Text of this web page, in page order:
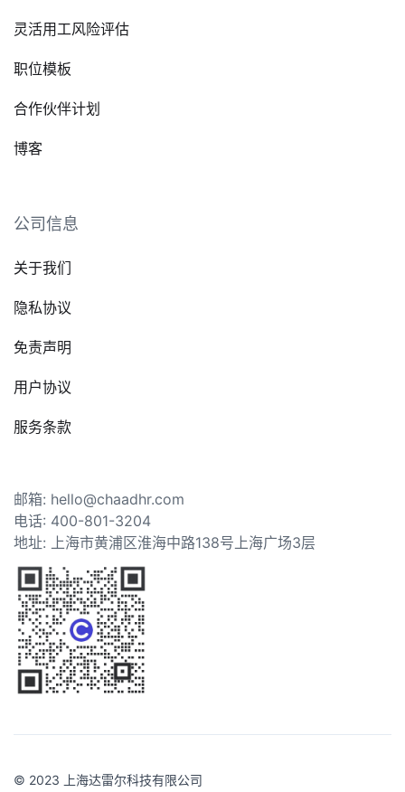
灵活用工风险评估
职位模板
合作伙伴计划
博客
公司信息
关于我们
隐私协议
免责声明
用户协议
服务条款
邮箱: hello@chaadhr.com
电话: 400-801-3204
地址: 上海市黄浦区淮海中路138号上海广场3层
© 2023 上海达雷尔科技有限公司